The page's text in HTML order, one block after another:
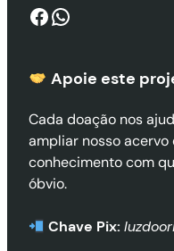
Facebook WhatsApp
Apoie este
Cada doação nos
ampliar nosso
conhecimento com
óbvio.
Chave Pix: